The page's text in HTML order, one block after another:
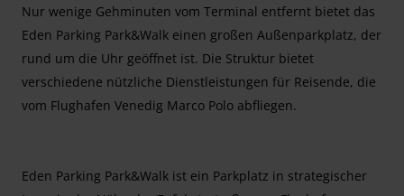
Nur wenige Gehminuten vom Terminal entfernt bietet das
Eden Parking Park&Walk einen großen Außenparkplatz, der
rund um die Uhr geöffnet ist. Die Struktur bietet
verschiedene nützliche Dienstleistungen für Reisende, die
vom Flughafen Venedig Marco Polo abfliegen.
Eden Parking Park&Walk ist ein Parkplatz in strategischer